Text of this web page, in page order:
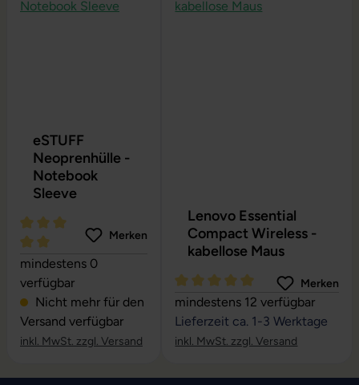
eSTUFF
Neoprenhülle -
Notebook
Sleeve
Durchschnittliche Bewertung von 5 von 5 Sternen
Merken
mindestens 0
verfügbar
Nicht mehr für den
Versand verfügbar
inkl. MwSt. zzgl. Versand
Lenovo Essential
Compact Wireless -
kabellose Maus
Durchschnittliche Bewertung
Merken
mindestens 12 verfügbar
Lieferzeit ca. 1-3 Werktage
inkl. MwSt. zzgl. Versand